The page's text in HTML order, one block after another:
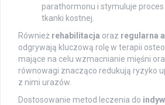
parathormonu i stymuluje
tkanki kostnej.
Również rehabilitacja oraz regularna
odgrywają kluczową rolę w terapii
mające na celu wzmacnianie mięśni
równowagi znacząco redukują ryzyko
z nimi urazów.
Dostosowanie metod leczenia do